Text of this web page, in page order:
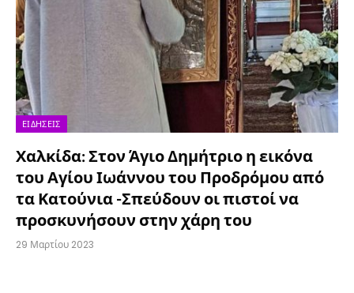
ΕΙΔΉΣΕΙΣ
Χαλκίδα: Στον Άγιο Δημήτριο η εικόνα
του Αγίου Ιωάννου του Προδρόμου από
τα Κατούνια -Σπεύδουν οι πιστοί να
προσκυνήσουν στην χάρη του
29 Μαρτίου 2023